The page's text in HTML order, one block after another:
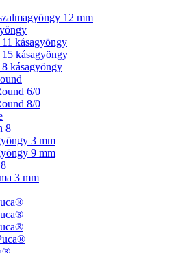
12 mm
kásagyöngy
kásagyöngy
kásagyöngy
6/0
8/0
8
3 mm
9 mm
3 mm